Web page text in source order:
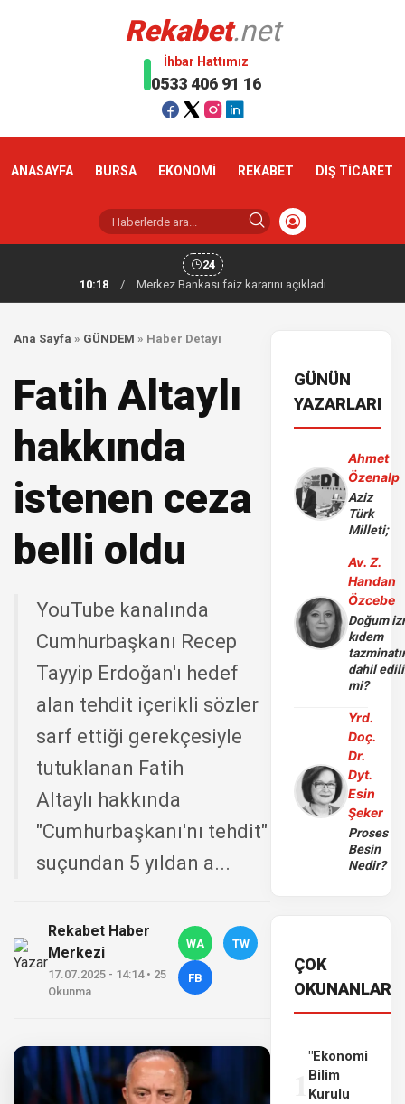
Rekabet.net
İhbar Hattımız
0533 406 91 16
ANASAYFA BURSA EKONOMİ REKABET DIŞ TİCARET
24
10:18
/ Merkez Bankası faiz kararını açıkladı
Ana Sayfa » GÜNDEM » Haber Detayı
Fatih Altaylı
hakkında
istenen ceza
belli oldu
YouTube kanalında
Cumhurbaşkanı Recep
Tayyip Erdoğan'ı hedef
alan tehdit içerikli sözler
sarf ettiği gerekçesiyle
tutuklanan Fatih
Altaylı hakkında
"Cumhurbaşkanı'nı tehdit"
suçundan 5 yıldan a...
Rekabet Haber
Merkezi
17.07.2025 - 14:14 • 25
Okunma
WA TW
FB
GÜNÜN
YAZARLARI
Ahmet
Özenalp
Aziz
Türk
Milleti;
Av. Z.
Handan
Özcebe
Doğum
kıdem
dahil
mi?
Yrd.
Doç.
Dr.
Dyt.
Esin
Şeker
Proses
Besin
Nedir?
ÇOK
OKUNANLAR
"Ekonomi
Bilim
Kurulu